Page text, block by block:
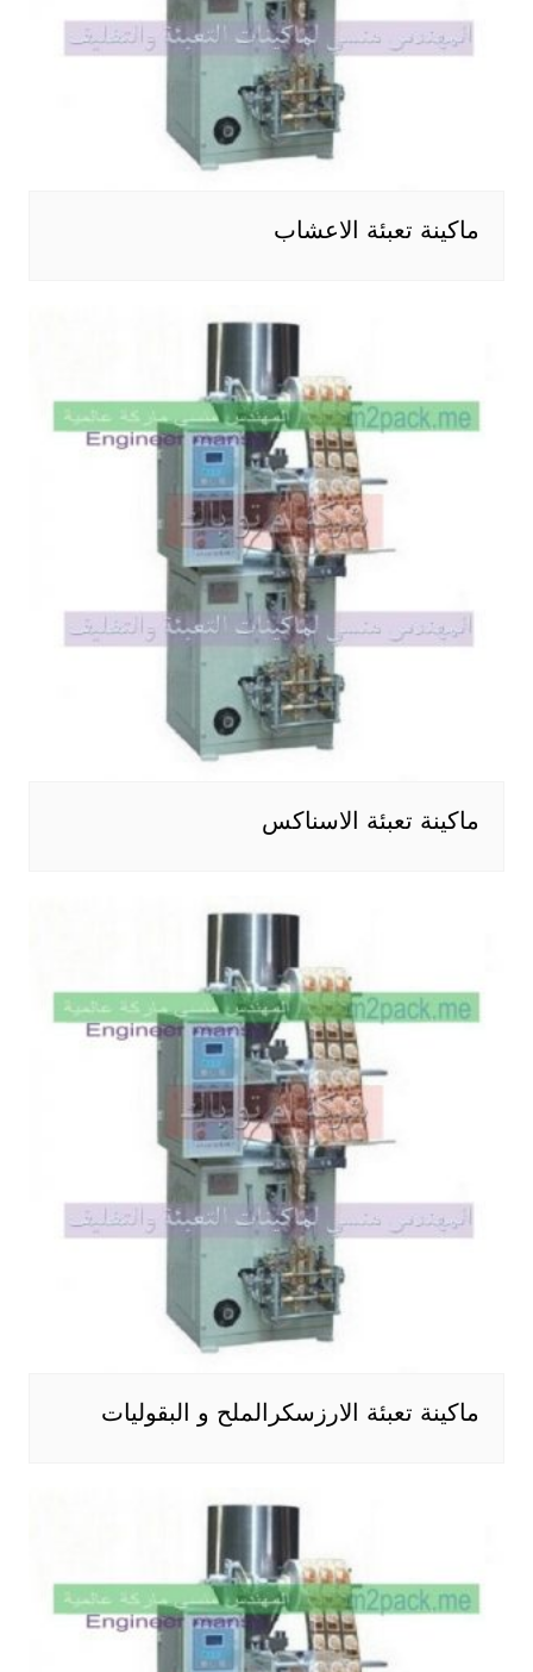
ماكينة تعبئة الاعشاب
ماكينة تعبئة الاسناكس
ماكينة تعبئة الارزسكرالملح و البقوليات